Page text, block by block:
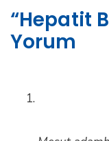
“Hepatit
Yorum